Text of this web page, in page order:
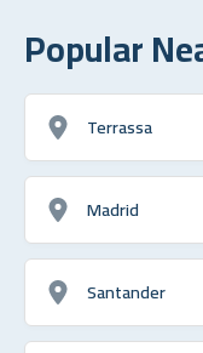
Popular
Terrassa
Madrid
Santander